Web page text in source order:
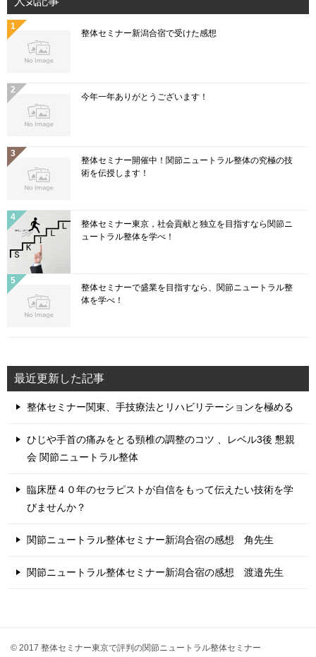
整体セミナー新潟合宿で受けた感想
今年一年ありがとうございます！
整体セミナー開催中！関節ニュートラル整体の究極の技
術を伝授します！
整体セミナー東京，社会貢献と独立を目指すなら関節ニ
ュートラル整体を学べ！
整体セミナーで盛業を目指すなら、関節ニュートラル整
体を学べ！
最近更新した記事
整体セミナー関東、手技療法とリハビリテーションを極める
ひじや手首の痛みをとる頸椎の調整のコツ 、レベル3後 懇親
会 関節ニュートラル整体
臨床歴４０年のセラピストが自信をもって伝えたい技術を学
びませんか？
関節ニュートラル整体セミナー新潟合宿の感想 角先生
関節ニュートラル整体セミナー新潟合宿の感想 渡邉先生
© 2017 整体セミナー東京で評判の関節ニュートラル整体セミナー